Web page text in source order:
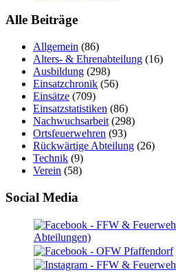
Alle Beiträge
Allgemein (86)
Alters- & Ehrenabteilung (16)
Ausbildung (298)
Einsatzchronik (56)
Einsätze (709)
Einsatzstatistiken (86)
Nachwuchsarbeit (298)
Ortsfeuerwehren (93)
Rückwärtige Abteilung (26)
Technik (9)
Verein (58)
Social Media